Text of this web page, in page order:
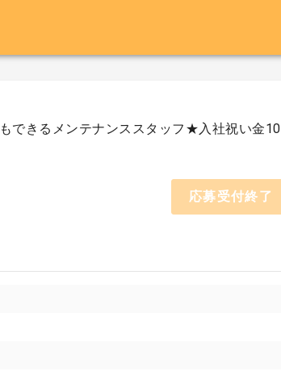
できるメンテナンススタッフ★入社祝い金10
応募受付終了